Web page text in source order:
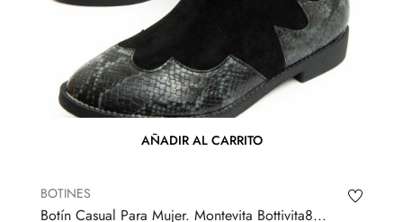
AÑADIR AL CARRITO
BOTINES
Botín Casual Para Mujer. Montevita Bottivita8...